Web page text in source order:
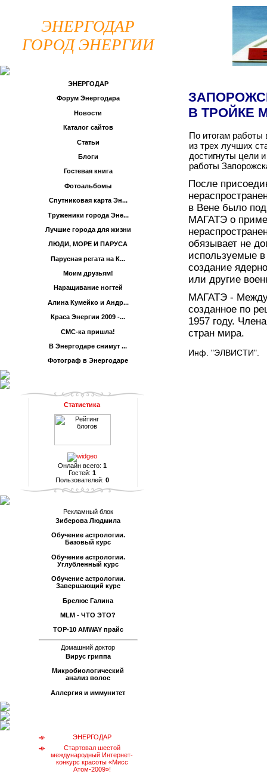
ЭНЕРГОДАР
ГОРОД ЭНЕРГИИ
ЭНЕРГОДАР
Форум Энергодара
Новости
Каталог сайтов
Статьи
Блоги
Гостевая книга
Фотоальбомы
Спутниковая карта Эн...
Труженики города Эне...
Лучшие города для жизни
ЛЮДИ, МОРЕ И ПАРУСА
Парусная регата на К...
Моим друзьям!
Наращивание ногтей
Алина Кумейко и Андр...
Краса Энергии 2009 -...
СМС-ка пришла!
В Энергодаре снимут ...
Фотограф в Энергодаре
Статистика
Онлайн всего: 1
Гостей: 1
Пользователей: 0
Рекламный блок
Зиберова Людмила
Обучение астрологии.
Базовый курс
Обучение астрологии.
Углубленный курс
Обучение астрологии.
Завершающий курс
Брелюс Галина
MLM - ЧТО ЭТО?
TOP-10 AMWAY прайс
Домашний доктор
Вирус гриппа
Микробиологический
анализ волос
Аллергия и иммунитет
ЭНЕРГОДАР
Стартовал шестой
международный Интернет-
конкурс красоты «Мисс
Атом-2009»!
В ТРОЙКЕ
По итогам работы
из трех лучших
достигнуты цели
работы
После
в Вене было
МАГАТЭ о
обязывает не
используемые
создание
или другие
МАГАТЭ -
созданное по
1957 году.
стран мира.
Инф. "ЭЛВИСТИ".